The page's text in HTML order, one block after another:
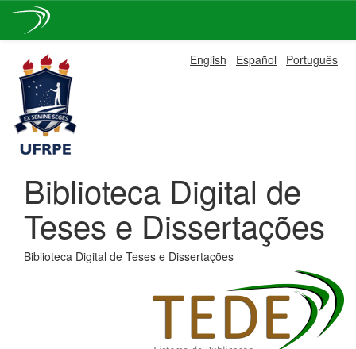
navigation
English Español Português
Biblioteca Digital de
Teses e Dissertações
Biblioteca Digital de Teses e Dissertações